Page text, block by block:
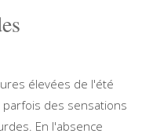
élevées de l'été
parfois des sensations
En l'absence